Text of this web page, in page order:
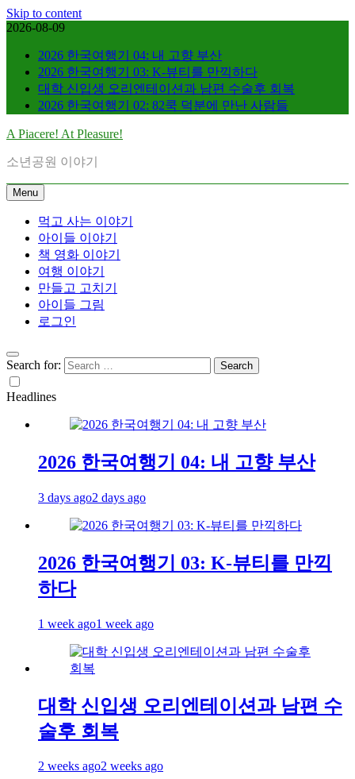
Skip to content
2026-08-09
2026 한국여행기 04: 내 고향 부산
2026 한국여행기 03: K-뷰티를 만끽하다
대학 신입생 오리엔테이션과 남편 수술후 회복
2026 한국여행기 02: 82쿡 덕분에 만난 사람들
A Piacere! At Pleasure!
소년공원 이야기
Menu
먹고 사는 이야기
아이들 이야기
책 영화 이야기
여행 이야기
만들고 고치기
아이들 그림
로그인
Search for:
Headlines
2026 한국여행기 04: 내 고향 부산
3 days ago2 days ago
2026 한국여행기 03: K-뷰티를 만끽
하다
1 week ago1 week ago
대학 신입생 오리엔테이션과 남편 수
술후 회복
2 weeks ago2 weeks ago